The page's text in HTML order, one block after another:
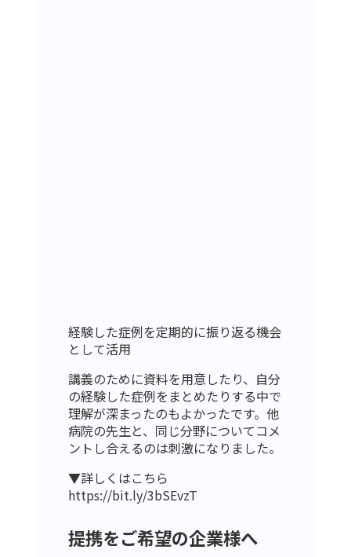
経験した症例を定期的に振り返る機会
として活用
講義のために資料を用意したり、自分
の経験した症例をまとめたりする中で
理解が深まったのもよかったです。他
病院の先生と、同じ分野についてコメ
ントし合えるのは刺激になりました。
▼詳しくはこちら
https://bit.ly/3bSEvzT
提携をご希望の企業様へ